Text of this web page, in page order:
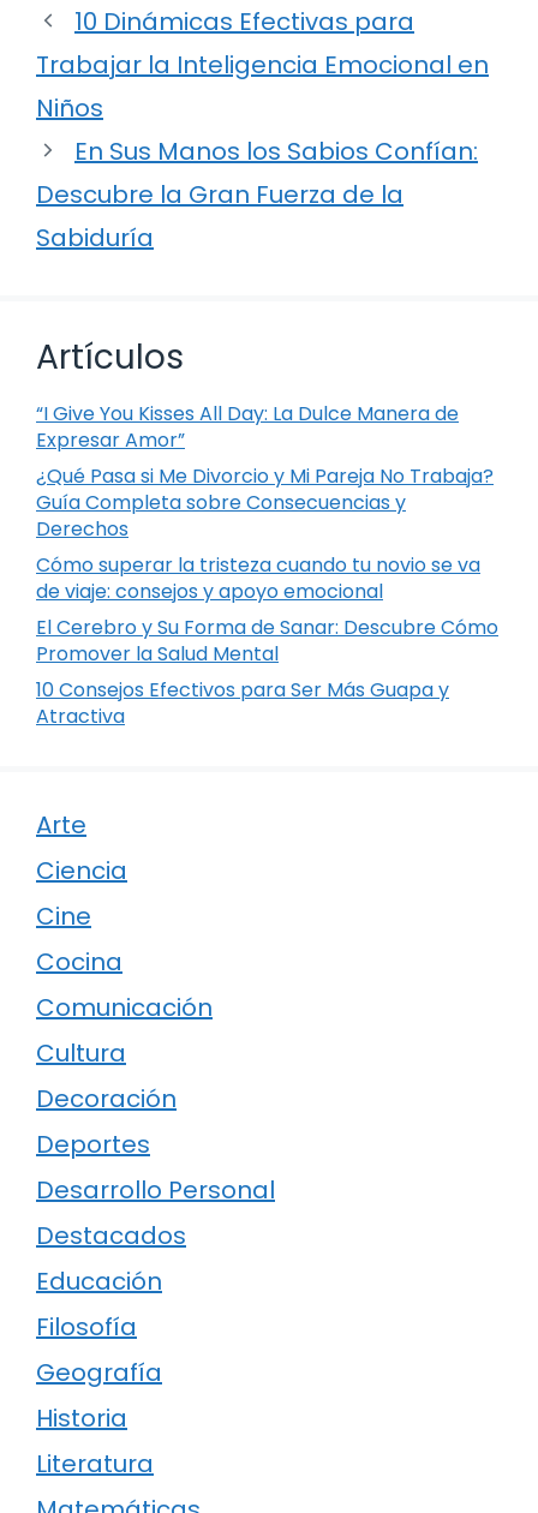
10 Dinámicas Efectivas para
Trabajar la Inteligencia Emocional en
Niños
En Sus Manos los Sabios Confían:
Descubre la Gran Fuerza de la
Sabiduría
Artículos
“I Give You Kisses All Day: La Dulce Manera de
Expresar Amor”
¿Qué Pasa si Me Divorcio y Mi Pareja No Trabaja?
Guía Completa sobre Consecuencias y
Derechos
Cómo superar la tristeza cuando tu novio se va
de viaje: consejos y apoyo emocional
El Cerebro y Su Forma de Sanar: Descubre Cómo
Promover la Salud Mental
10 Consejos Efectivos para Ser Más Guapa y
Atractiva
Arte
Ciencia
Cine
Cocina
Comunicación
Cultura
Decoración
Deportes
Desarrollo Personal
Destacados
Educación
Filosofía
Geografía
Historia
Literatura